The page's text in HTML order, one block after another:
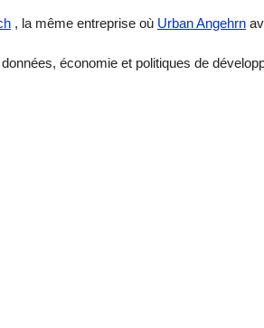
, la même entreprise où Urban Angehrn
économie et politiques de